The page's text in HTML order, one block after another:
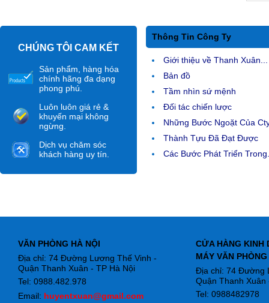
CHÚNG TÔI CAM KẾT
Sản phẩm, hàng hóa
chính hãng đa dạng
phong phú.
Luôn luôn giá rẻ &
khuyến mại không
ngừng.
Dịch vụ chăm sóc
khách hàng uy tín.
Thông Tin Công Ty
Giới thiệu về Thanh Xuân...
Bản đồ
Tầm nhìn sứ mệnh
Đối tác chiến lược
Những Bước Ngoặt Của
Thành Tựu Đã Đạt Được
Các Bước Phát Triển
VĂN PHÒNG HÀ NỘI
Địa chỉ: 74 Đường Lương Thế Vinh -
Quận Thanh Xuân - TP Hà Nội
Tel: 0988.482.978
Email: huyentxuan@gmail.com
CỬA HÀNG KINH
MÁY VĂN PHÒNG
Địa chỉ: 74 Đường
Quận Thanh Xuân
Tel: 0988482978